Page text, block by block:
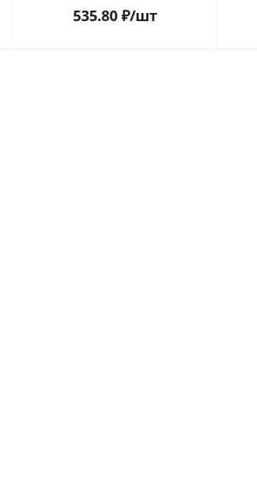
535.80₽/шт